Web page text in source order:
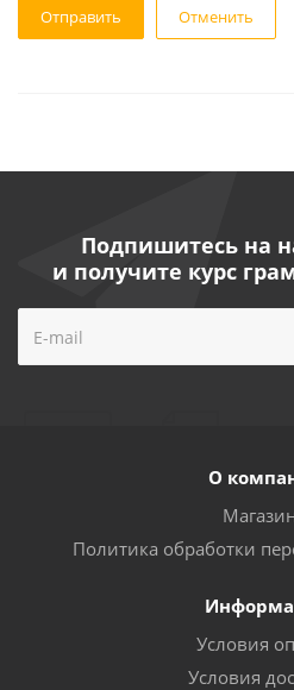
Отменить
Подпишитесь на
и получите курс
О
Политика обработки
Условия
Условия